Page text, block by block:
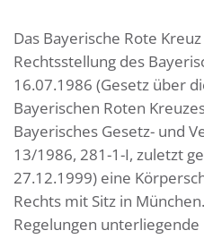
Das Bayerische Rote
Rechtsstellung des
16.07.1986 (Gesetz über
Bayerischen Roten
Bayerisches Gesetz- und
13/1986, 281-1-I, zuletzt
27.12.1999) eine
Rechts mit Sitz in
Regelungen